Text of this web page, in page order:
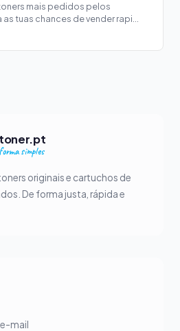
mais pedidos pelos
tuas chances de vender rapi...
simples
originais e cartuchos de
De forma justa, rápida e
mail